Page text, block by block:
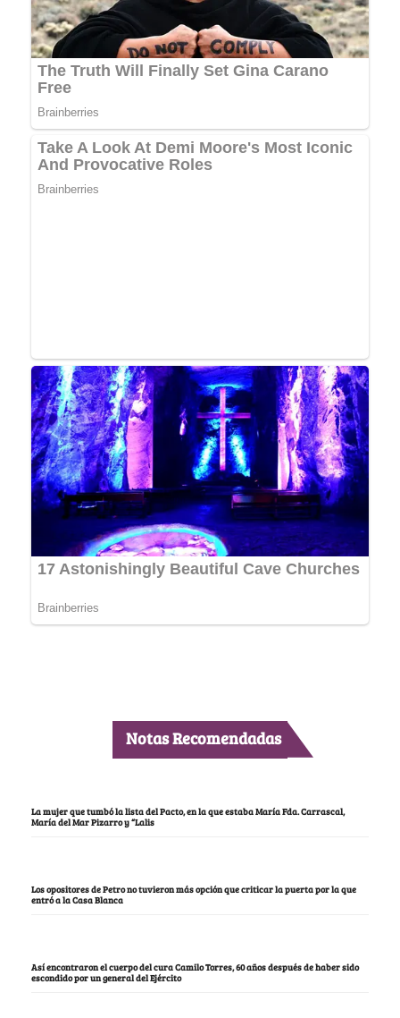
Notas Recomendadas
La mujer que tumbó la lista del Pacto, en la que estaba María Fda. Carrascal,
María del Mar Pizarro y “Lalis
Los opositores de Petro no tuvieron más opción que criticar la puerta por la que
entró a la Casa Blanca
Así encontraron el cuerpo del cura Camilo Torres, 60 años después de haber sido
escondido por un general del Ejército